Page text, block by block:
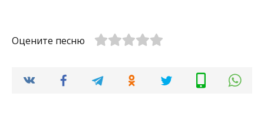
Оцените песню